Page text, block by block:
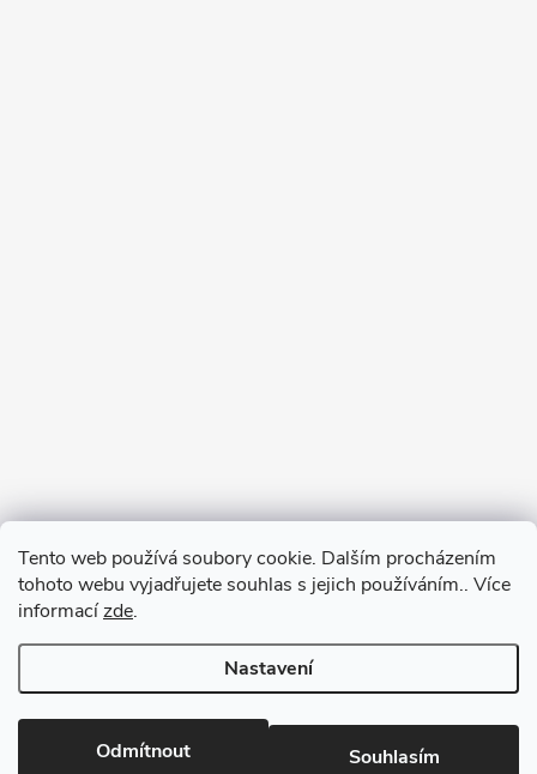
Tento web používá soubory cookie. Dalším procházením
tohoto webu vyjadřujete souhlas s jejich používáním.. Více
informacízde.
Nastavení
Odmítnout Souhlasím
RM-SPORT. Všechna práva vyhrazena.